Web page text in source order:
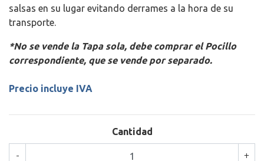
salsas en su lugar evitando derrames a la hora de su
transporte.
*No se vende la Tapa sola, debe comprar el Pocillo
correspondiente, que se vende por separado.
Precio incluye IVA
Cantidad
+
-